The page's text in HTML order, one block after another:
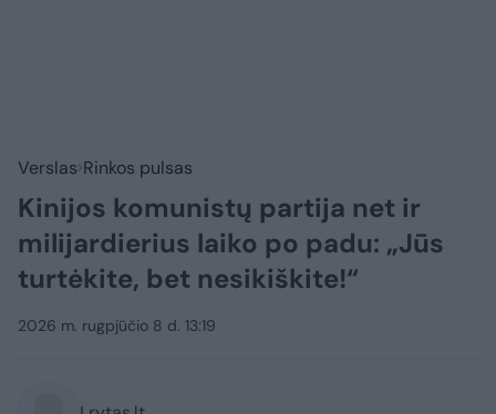
Verslas Rinkos pulsas
Kinijos komunistų partija net ir
milijardierius laiko po padu: „Jūs
turtėkite, bet nesikiškite!“
2026 m. rugpjūčio 8 d. 13:19